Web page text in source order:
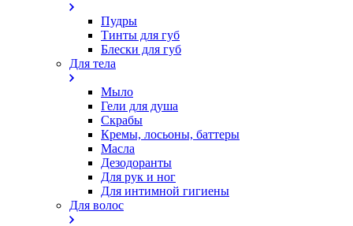
Пудры
Тинты для губ
Блески для губ
Для тела
Мыло
Гели для душа
Скрабы
Кремы, лосьоны, баттеры
Масла
Дезодоранты
Для рук и ног
Для интимной гигиены
Для волос